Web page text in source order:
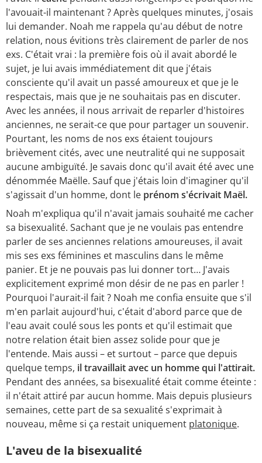
l'avouait-il maintenant ? Après quelques minutes, j'osais
lui demander. Noah me rappela qu'au début de notre
relation, nous évitions très clairement de parler de nos
exs. C'était vrai : la première fois où il avait abordé le
sujet, je lui avais immédiatement dit que j'étais
consciente qu'il avait un passé amoureux et que je le
respectais, mais que je ne souhaitais pas en discuter.
Avec les années, il nous arrivait de reparler d'histoires
anciennes, ne serait-ce que pour partager un souvenir.
Pourtant, les noms de nos exs étaient toujours
brièvement cités, avec une neutralité qui ne supposait
aucune ambiguïté. Je savais donc qu'il avait été avec une
dénommée Maëlle. Sauf que j'étais loin d'imaginer qu'il
s'agissait d'un homme, dont le prénom s'écrivait Maël.
Noah m'expliqua qu'il n'avait jamais souhaité me cacher
sa bisexualité. Sachant que je ne voulais pas entendre
parler de ses anciennes relations amoureuses, il avait
mis ses exs féminines et masculins dans le même
panier. Et je ne pouvais pas lui donner tort… J'avais
explicitement exprimé mon désir de ne pas en parler !
Pourquoi l'aurait-il fait ? Noah me confia ensuite que s'il
m'en parlait aujourd'hui, c'était d'abord parce que de
l'eau avait coulé sous les ponts et qu'il estimait que
notre relation était bien assez solide pour que je
l'entende. Mais aussi – et surtout – parce que depuis
quelque temps, il travaillait avec un homme qui l'attirait.
Pendant des années, sa bisexualité était comme éteinte :
il n'était attiré par aucun homme. Mais depuis plusieurs
semaines, cette part de sa sexualité s'exprimait à
nouveau, même si ça restait uniquement platonique.
L'aveu de la bisexualité